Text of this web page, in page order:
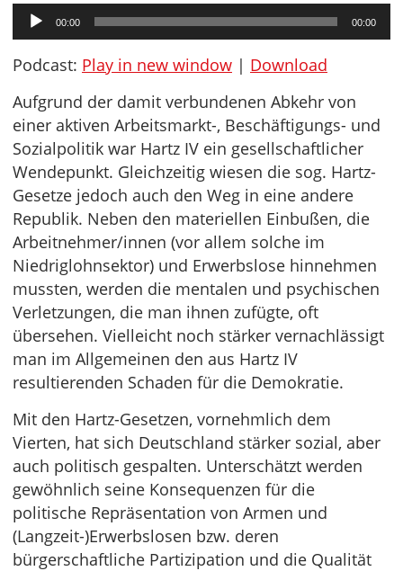
Audio-
Player
00:00 00:00
Podcast: Play in new window | Download
Aufgrund der damit verbundenen Abkehr von
einer aktiven Arbeitsmarkt-, Beschäftigungs- und
Sozialpolitik war Hartz IV ein gesellschaftlicher
Wendepunkt. Gleichzeitig wiesen die sog. Hartz-
Gesetze jedoch auch den Weg in eine andere
Republik. Neben den materiellen Einbußen, die
Arbeitnehmer/innen (vor allem solche im
Niedriglohnsektor) und Erwerbslose hinnehmen
mussten, werden die mentalen und psychischen
Verletzungen, die man ihnen zufügte, oft
übersehen. Vielleicht noch stärker vernachlässigt
man im Allgemeinen den aus Hartz IV
resultierenden Schaden für die Demokratie.
Mit den Hartz-Gesetzen, vornehmlich dem
Vierten, hat sich Deutschland stärker sozial, aber
auch politisch gespalten. Unterschätzt werden
gewöhnlich seine Konsequenzen für die
politische Repräsentation von Armen und
(Langzeit-)Erwerbslosen bzw. deren
bürgerschaftliche Partizipation und die Qualität